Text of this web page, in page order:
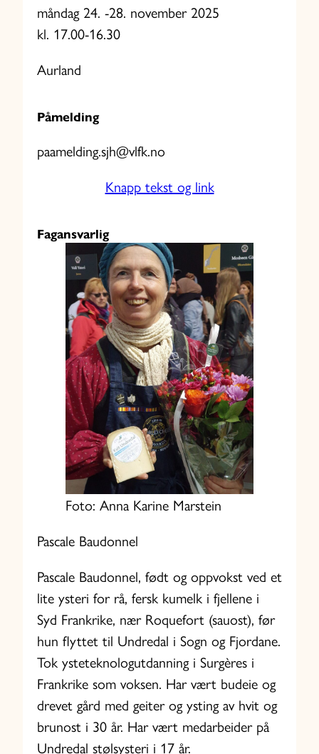
måndag 24. -28. november 2025
kl. 17.00-16.30
Aurland
Påmelding
paamelding.sjh@vlfk.no
Knapp tekst og link
Fagansvarlig
Foto: Anna Karine Marstein
Pascale Baudonnel
Pascale Baudonnel, født og oppvokst ved et
lite ysteri for rå, fersk kumelk i fjellene i
Syd Frankrike, nær Roquefort (sauost), før
hun flyttet til Undredal i Sogn og Fjordane.
Tok ysteteknologutdanning i Surgères i
Frankrike som voksen. Har vært budeie og
drevet gård med geiter og ysting av hvit og
brunost i 30 år. Har vært medarbeider på
Undredal stølsysteri i 17 år.